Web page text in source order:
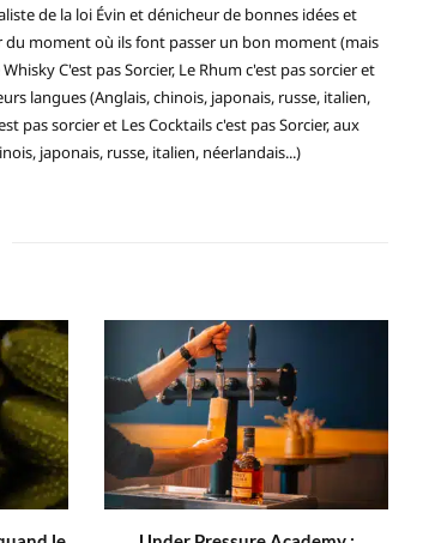
de la loi Évin et dénicheur de bonnes idées et
du moment où ils font passer un bon moment (mais
C'est pas Sorcier, Le Rhum c'est pas sorcier et
langues (Anglais, chinois, japonais, russe, italien,
pas sorcier et Les Cocktails c'est pas Sorcier, aux
japonais, russe, italien, néerlandais...)